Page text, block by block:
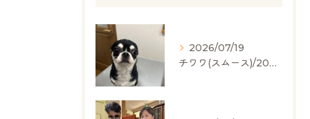
2026/07/19
チワワ(スムース)/2024.05.06/男の子/60,000(税別)